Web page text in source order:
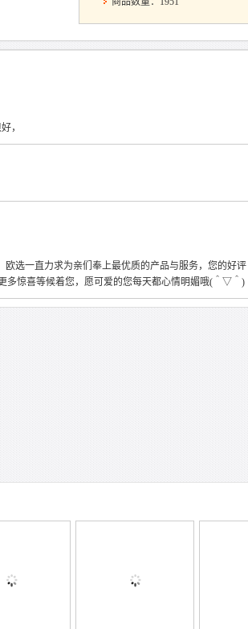
，
选一直力求为亲们奉上最优质的产品与服务，您的好评
多惊喜等候着您，愿可爱的您每天都心情明媚哦(＾▽＾)